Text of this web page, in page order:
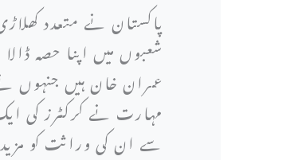
پاکستان نے متعدد
شعبوں میں اپنا حصہ
مہارت نے کرکٹرز کی
سے ان کی وراثت کو